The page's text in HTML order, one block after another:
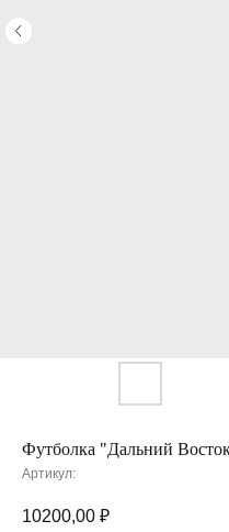
Футболка "Дальний
Артикул:
10200,00 ₽